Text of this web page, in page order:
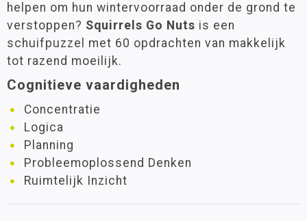
helpen om hun wintervoorraad onder de grond te
verstoppen? Squirrels Go Nuts is een
schuifpuzzel met 60 opdrachten van makkelijk
tot razend moeilijk.
Cognitieve vaardigheden
Concentratie
Logica
Planning
Probleemoplossend Denken
Ruimtelijk Inzicht